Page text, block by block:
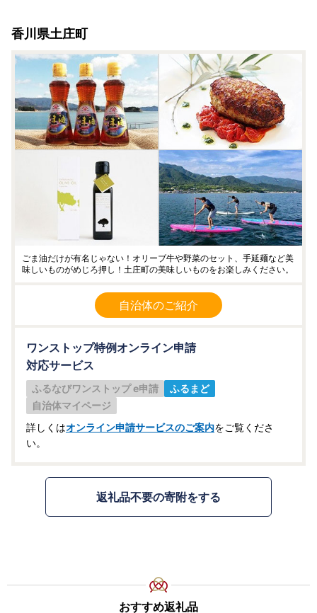
香川県土庄町
ごま油だけが有名じゃない！オリーブ牛や野菜のセット、手延麺など美
味しいものがめじろ押し！土庄町の美味しいものをお楽しみください。
自治体のご紹介
ワンストップ特例オンライン申請
対応サービス
ふるなびワンストップ e申請
ふるまど
自治体マイページ
詳しくはオンライン申請サービスのご案内をご覧くださ
い。
返礼品不要の寄附をする
おすすめ返礼品